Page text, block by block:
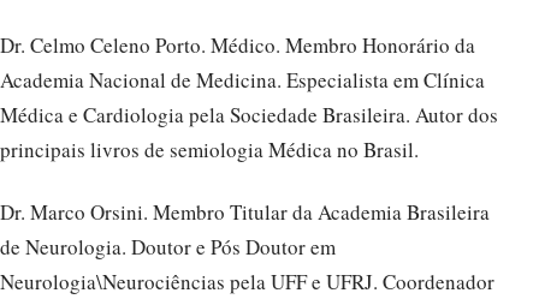
Dr. Celmo Celeno Porto. Médico. Membro Honorário da
Academia Nacional de Medicina. Especialista em Clínica
Médica e Cardiologia pela Sociedade Brasileira. Autor dos
principais livros de semiologia Médica no Brasil.
Dr. Marco Orsini. Membro Titular da Academia Brasileira
de Neurologia. Doutor e Pós Doutor em
Neurologia\Neurociências pela UFF e UFRJ. Coordenador